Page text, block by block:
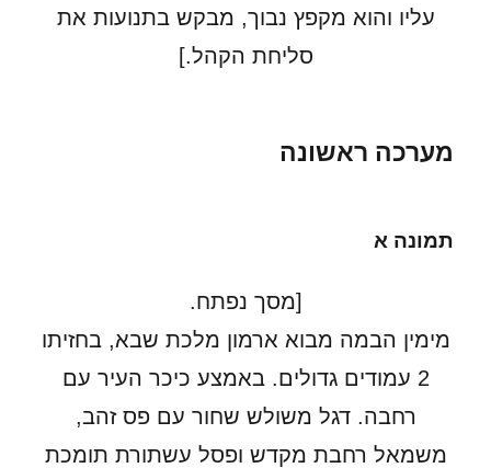
עליו והוא מקפץ נבוך, מבקש בתנועות את
סליחת הקהל.]
מערכה ראשונה
תמונה א
[מסך נפתח.
מימין הבמה מבוא ארמון מלכת שבא, בחזיתו
2 עמודים גדולים. באמצע כיכר העיר עם
רחבה. דגל משולש שחור עם פס זהב,
משמאל רחבת מקדש ופסל עשתורת תומכת